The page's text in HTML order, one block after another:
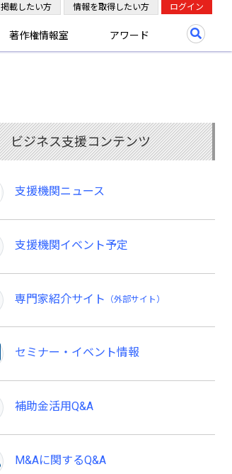
著作権情報室 アワード
掲載したい方 情報を取得したい方 ログイン
ビジネス支援コンテンツ
支援機関ニュース
支援機関イベント予定
専門家紹介サイト （外部サイト）
セミナー・イベント情報
補助金活用Q&A
M&Aに関するQ&A